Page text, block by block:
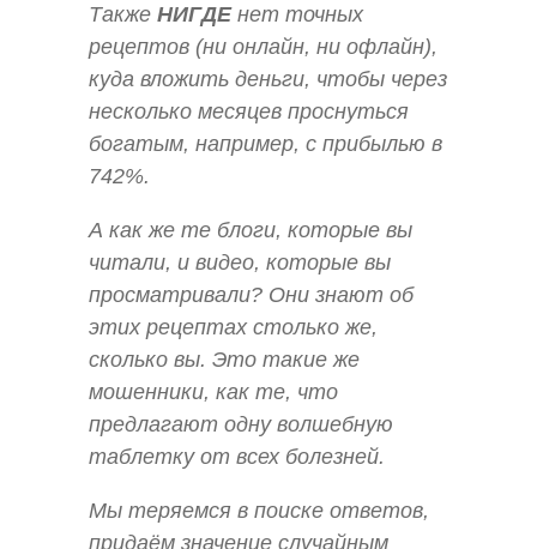
Также НИГДЕнет точных
рецептов (ни онлайн, ни офлайн),
куда вложить деньги, чтобы через
несколько месяцев проснуться
богатым, например, с прибылью в
742%.
А как же те блоги, которые вы
читали, и видео, которые вы
просматривали? Они знают об
этих рецептах столько же,
сколько вы. Это такие же
мошенники, как те, что
предлагают одну волшебную
таблетку от всех болезней.
Мы теряемся в поиске ответов,
придаём значение случайным